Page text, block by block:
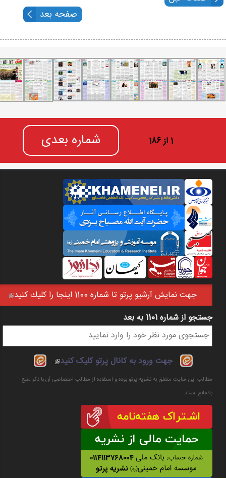
1 از 186 شماره بعدی
جهت نمايش آرشيو پرتو تا شماره 1100 اينجا را كليك كنيد
فرم جستجو
جستجو از شماره 1101 به بعد
جهت ورود به کانال پرتو کلیک کنید
(link is
external)
مطالب این سایت متعلق به نشریه پرتو بوده و استفاده از مطالب اختصاصی آن با ذکر منبع
بلامانع است.